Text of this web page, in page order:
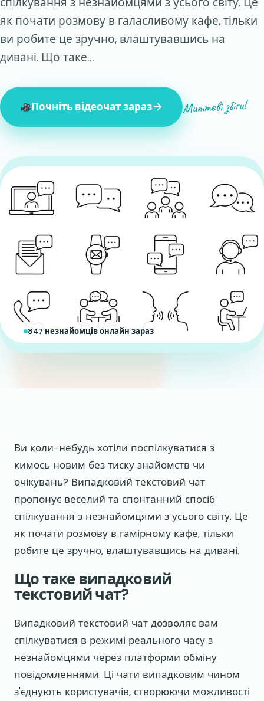
як почати розмову в галасливому кафе, тільки
ви робите це зручно, влаштувавшись на
дивані. Що таке…
Почніть відеочат зараз Миттєві збіги!
847 незнайомців онлайн зараз
Ви коли-небудь хотіли поспілкуватися з
кимось новим без тиску знайомств чи
очікувань? Випадковий текстовий чат
пропонує веселий та спонтанний спосіб
спілкування з незнайомцями з усього світу. Це
як почати розмову в гамірному кафе, тільки
робите це зручно, влаштувавшись на дивані.
Що таке випадковий
текстовий чат?
Випадковий текстовий чат дозволяє вам
спілкуватися в режимі реального часу з
незнайомцями через платформи обміну
повідомленнями. Ці чати випадковим чином
з'єднують користувачів, створюючи можливості